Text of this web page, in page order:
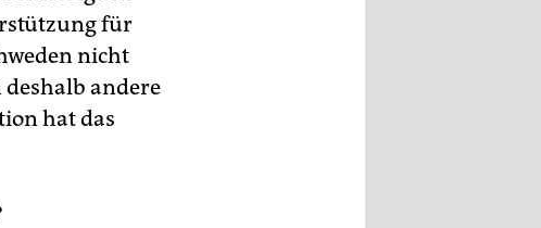
für
nicht
andere
hat das